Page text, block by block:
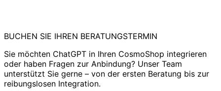
BUCHEN SIE IHREN BERATUNGSTERMIN
Sie möchten ChatGPT in Ihren CosmoShop integrieren
oder haben Fragen zur Anbindung? Unser Team
unterstützt Sie gerne – von der ersten Beratung bis zur
reibungslosen Integration.